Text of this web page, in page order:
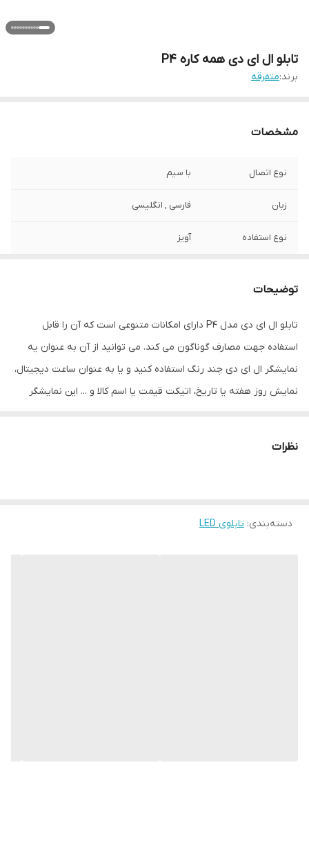
تابلو ال ای دی همه کاره P4
برند:متفرقه
مشخصات
نوع اتصال با سیم
زبان فارسی , انگلیسی
نوع استفاده آویز
جنس پلاستیک و فلز
توضیحات
تابلو ال ای دی مدل P4 دارای امکانات متنوعی است که آن را قابل
استفاده جهت مصارف گوناگون می کند. می توانید از آن به عنوان یه
نمایشگر ال ای دی چند رنگ استفاده کنید و یا به عنوان ساعت دیجیتال،
نمایش روز هفته یا تاریخ، اتیکت قیمت یا اسم کالا و ... این نمایشگر
می توانید متن ها و تصاویر مختلف را به سلیقه خودتان بر روی تابلو از
نظرات
دسته‌بندی: تابلوی LED